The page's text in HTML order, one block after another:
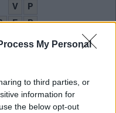
My Personal
to third parties, or
information for
the below opt-out
V
P
E
R
Z
E
Janeiro: